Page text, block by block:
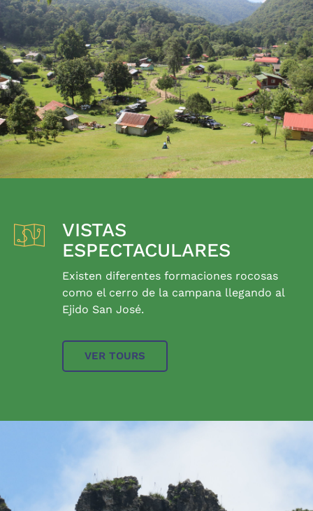
VISTAS
ESPECTACULARES
Existen diferentes formaciones rocosas
como el cerro de la campana llegando al
Ejido San José.
VER TOURS